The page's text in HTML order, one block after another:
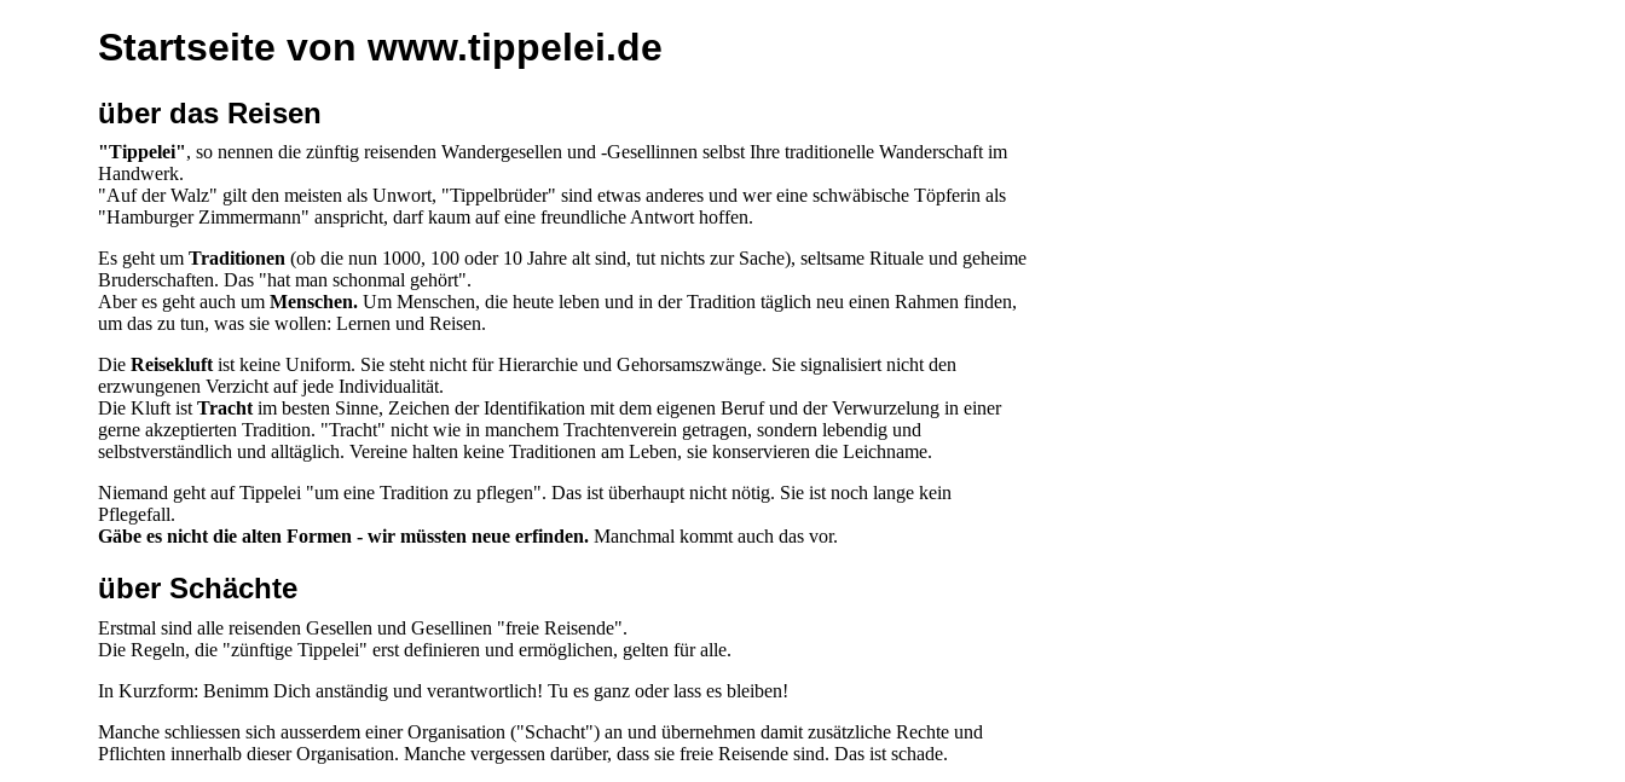
Startseite von www.tippelei.de
über das Reisen
"Tippelei", so nennen die zünftig reisenden Wandergesellen und -Gesellinnen selbst Ihre traditionelle Wanderschaft im
Handwerk.
"Auf der Walz" gilt den meisten als Unwort, "Tippelbrüder" sind etwas anderes und wer eine schwäbische Töpferin als
"Hamburger Zimmermann" anspricht, darf kaum auf eine freundliche Antwort hoffen.
Es geht um Traditionen(ob die nun 1000, 100 oder 10 Jahre alt sind, tut nichts zur Sache), seltsame Rituale und geheime
Bruderschaften. Das "hat man schonmal gehört".
Aber es geht auch um Menschen.Um Menschen, die heute leben und in der Tradition täglich neu einen Rahmen finden,
um das zu tun, was sie wollen: Lernen und Reisen.
Die Reisekluftist keine Uniform. Sie steht nicht für Hierarchie und Gehorsamszwänge. Sie signalisiert nicht den
erzwungenen Verzicht auf jede Individualität.
Die Kluft istTrachtim besten Sinne, Zeichen der Identifikation mit dem eigenen Beruf und der Verwurzelung in einer
gerne akzeptierten Tradition. "Tracht" nicht wie in manchem Trachtenverein getragen, sondern lebendig und
selbstverständlich und alltäglich. Vereine halten keine Traditionen am Leben, sie konservieren die Leichname.
Niemand geht auf Tippelei "um eine Tradition zu pflegen". Das ist überhaupt nicht nötig. Sie ist noch lange kein
Pflegefall.
Gäbe es nicht die alten Formen - wir müssten neue erfinden.Manchmal kommt auch das vor.
über Schächte
Erstmal sind alle reisenden Gesellen und Gesellinen "freie Reisende".
Die Regeln, die "zünftige Tippelei" erst definieren und ermöglichen, gelten für alle.
In Kurzform: Benimm Dich anständig und verantwortlich! Tu es ganz oder lass es bleiben!
Manche schliessen sich ausserdem einer Organisation ("Schacht") an und übernehmen damit zusätzliche Rechte und
Pflichten innerhalb dieser Organisation. Manche vergessen darüber, dass sie freie Reisende sind. Das ist schade.